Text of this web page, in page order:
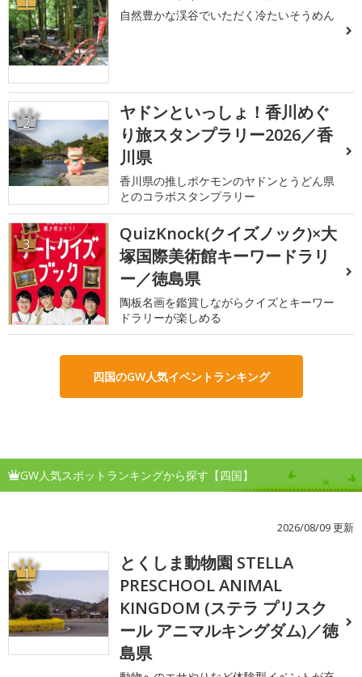
自然豊かな渓谷でいただく冷たいそうめん
2
ヤドンといっしょ！香川めぐ
り旅スタンプラリー2026／香
川県
香川県の推しポケモンのヤドンとうどん県
とのコラボスタンプラリー
3
QuizKnock(クイズノック)×大
塚国際美術館キーワードラリ
ー／徳島県
陶板名画を鑑賞しながらクイズとキーワー
ドラリーが楽しめる
四国のGW人気イベントランキング
GW人気スポットランキングから探す【四国】
2026/08/09 更新
1
とくしま動物園 STELLA
PRESCHOOL ANIMAL
KINGDOM (ステラ プリスク
ール アニマルキングダム)／徳
島県